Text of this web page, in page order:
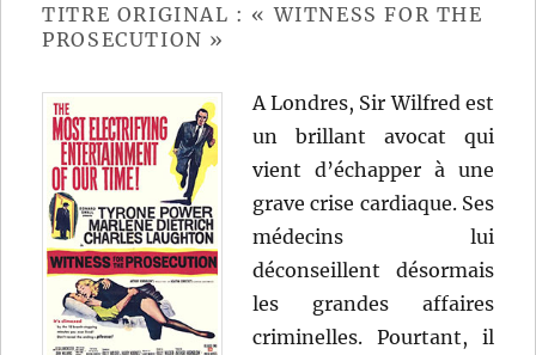
TITRE ORIGINAL : « WITNESS FOR THE
PROSECUTION »
A Londres, Sir Wilfred est
un brillant avocat qui
vient d’échapper à une
grave crise cardiaque. Ses
médecins lui
déconseillent désormais
les grandes affaires
criminelles. Pourtant, il